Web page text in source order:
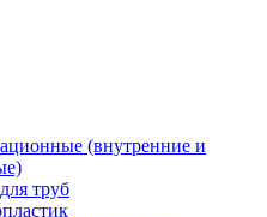
(внутренние и
труб